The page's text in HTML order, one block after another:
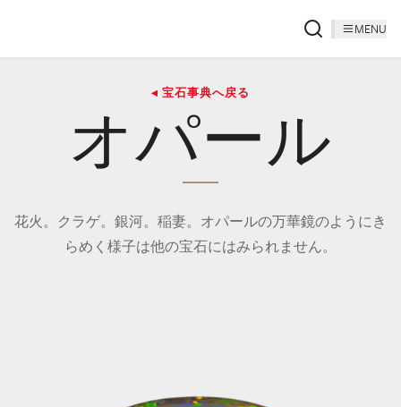
MENU
◂ 宝石事典へ戻る
オパール
花火。クラゲ。銀河。稲妻。オパールの万華鏡のようにき
らめく様子は他の宝石にはみられません。